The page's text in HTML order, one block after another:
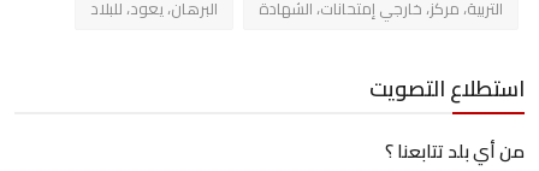
التربية، مركز، خارجي إمتحانات، الشهادة
البرهان، يعود، للبلاد
استطلاع التصويت
من أي بلد تتابعنا ؟